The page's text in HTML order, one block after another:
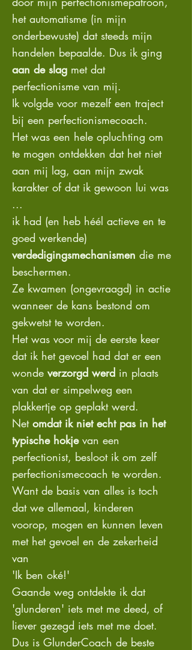
het automatisme (in mijn
onderbewuste) dat steeds mijn
handelen bepaalde. Dus ik ging
aan de slag met dat
perfectionisme van mij.
Ik volgde voor mezelf een traject
bij een perfectionismecoach.
Het was een hele opluchting om
te mogen ontdekken dat het niet
aan mij lag, aan mijn zwak
karakter of dat ik gewoon lui was
...
ik had (en heb héél actieve en te
goed werkende)
verdedigingsmechanismen die me
beschermen.
Ze kwamen (ongevraagd) in actie
wanneer de kans bestond om
gekwetst te worden.
Het was voor mij de eerste keer
dat ik het gevoel had dat er een
wonde verzorgd werd in plaats
van dat er simpelweg een
plakkertje op geplakt werd.
Net omdat ik niet echt pas in het
typische hokjevan een
perfectionist, besloot ik om zelf
perfectionismecoach te worden.
Want de basis van alles is toch
dat we allemaal, kinderen
voorop, mogen en kunnen leven
met het gevoel en de zekerheid
van
'Ik ben oké!'
Gaande weg ontdekte ik dat
'glunderen' iets met me deed, of
liever gezegd iets met me doet.
Dus is GlunderCoach de beste